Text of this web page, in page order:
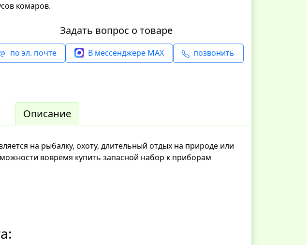
комаров.
Задать вопрос о товаре
по эл. почте В мессенджере MAX позвонить
Описание
на рыбалку, охоту, длительный отдых на природе или
вовремя купить запасной набор к приборам